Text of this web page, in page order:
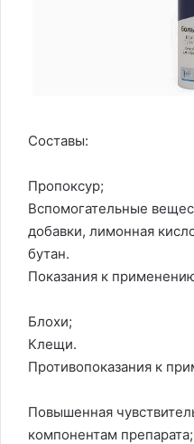
Составы:
Пропоксур;
Вспомогательные
добавки, лимонная
бутан.
Показания к
Блохи;
Клещи.
Противопоказания к
Повышенная
компонентам препарата;